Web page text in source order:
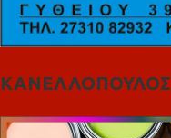
ΚΑΝΕΛΛΟΠΟΥΛΟΣ